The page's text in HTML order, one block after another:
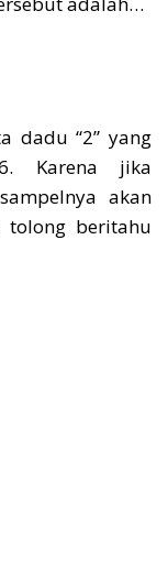
dadu “2” yang
Karena jika
akan
tolong beritahu